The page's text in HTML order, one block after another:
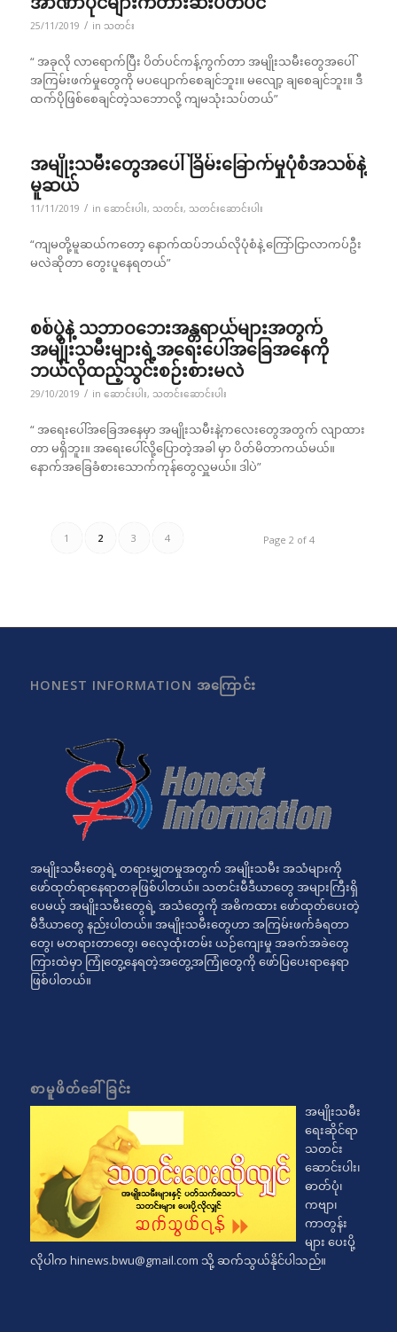
25/11/2019 / in သတင်း
“ အခုလို လာရောက်ပြီး ပိတ်ပင်ကန့်ကွက်တာ အမျိုးသမီးတွေအပေါ်
အကြမ်းဖက်မှုတွေကို မပပျောက်စေချင်ဘူး။ မလျော့ ချစေချင်ဘူး။ ဒီ
ထက်ပိုဖြစ်စေချင်တဲ့သဘောလို့ ကျမသုံးသပ်တယ်”
အမျိုးသမီးတွေအပေါ် ခြိမ်းခြောက်မှုပုံစံအသစ်နဲ့
မူဆယ်
11/11/2019 / in ဆောင်းပါး, သတင်း, သတင်းဆောင်းပါး
“ကျမတို့မူဆယ်ကတော့ နောက်ထပ်ဘယ်လိုပုံစံနဲ့ ကြော်ငြာလာကပ်ဦး
မလဲဆိုတာ တွေးပူနေရတယ်”
စစ်ပွဲနဲ့ သဘာဝဘေးအန္တရာယ်များအတွက်
အမျိုးသမီးများရဲ့အရေးပေါ်အခြေအနေကို
ဘယ်လိုထည့်သွင်းစဉ်းစားမလဲ
29/10/2019 / in ဆောင်းပါး, သတင်းဆောင်းပါး
“ အရေးပေါ်အခြေအနေမှာ အမျိုးသမီးနဲ့ကလေးတွေအတွက် လျာထား
တာ မရှိဘူး။ အရေးပေါ်လို့ပြောတဲ့အခါ မှာ ပိတ်မိတာကယ်မယ်။
နောက်အခြေခံစားသောက်ကုန်တွေလှူမယ်။ ဒါပဲ”
Page 2 of 4
1 2 3 4
HONEST INFORMATION အကြောင်း
အမျိုးသမီးတွေရဲ့ တရားမျှတမှုအတွက် အမျိုးသမီး အသံများကို
ဖော်ထုတ်ရာနေရာတခုဖြစ်ပါတယ်။ သတင်းမီဒီယာတွေ အများကြီးရှိ
ပေမယ့် အမျိုးသမီးတွေရဲ့ အသံတွေကို အဓိကထား ဖော်ထုတ်ပေးတဲ့
မီဒီယာတွေ နည်းပါတယ်။ အမျိုးသမီးတွေဟာ အကြမ်းဖက်ခံရတာ
တွေ၊ မတရားတာတွေ၊ ဓလေ့ထုံးတမ်း ယဉ်ကျေးမှု အခက်အခဲတွေ
ကြားထဲမှာ ကြုံတွေ့နေရတဲ့အတွေ့အကြုံတွေကို ဖော်ပြပေးရာနေရာ
ဖြစ်ပါတယ်။
စာမူဖိတ်ခေါ်ခြင်း
အမျိုးသမီး
ရေးဆိုင်ရာ
သတင်း
ဆောင်းပါး၊
ဓာတ်ပုံ၊
ကဗျာ၊
ကာတွန်း
များ ပေးပို့
လိုပါက hinews.bwu@gmail.com သို့ ဆက်သွယ်နိုင်ပါသည်။